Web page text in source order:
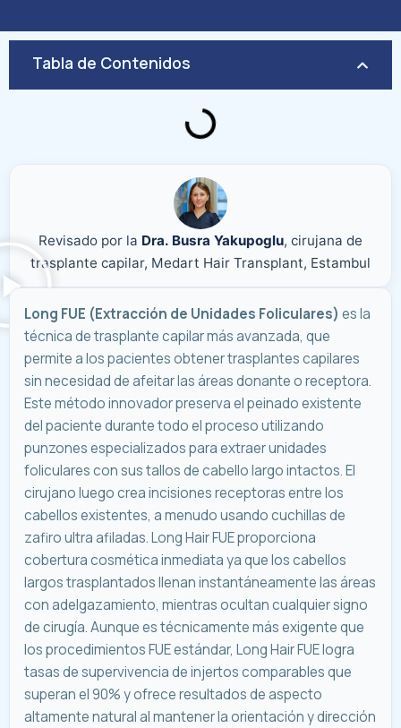
Tabla de Contenidos
Revisado por la Dra. Busra Yakupoglu, cirujana de
trasplante capilar, Medart Hair Transplant, Estambul
Long FUE (Extracción de Unidades Foliculares) es la
técnica de trasplante capilar más avanzada, que
permite a los pacientes obtener trasplantes capilares
sin necesidad de afeitar las áreas donante o receptora.
Este método innovador preserva el peinado existente
del paciente durante todo el proceso utilizando
punzones especializados para extraer unidades
foliculares con sus tallos de cabello largo intactos. El
cirujano luego crea incisiones receptoras entre los
cabellos existentes, a menudo usando cuchillas de
zafiro ultra afiladas. Long Hair FUE proporciona
cobertura cosmética inmediata ya que los cabellos
largos trasplantados llenan instantáneamente las áreas
con adelgazamiento, mientras ocultan cualquier signo
de cirugía. Aunque es técnicamente más exigente que
los procedimientos FUE estándar, Long Hair FUE logra
tasas de supervivencia de injertos comparables que
superan el 90% y ofrece resultados de aspecto
altamente natural al mantener la orientación y dirección